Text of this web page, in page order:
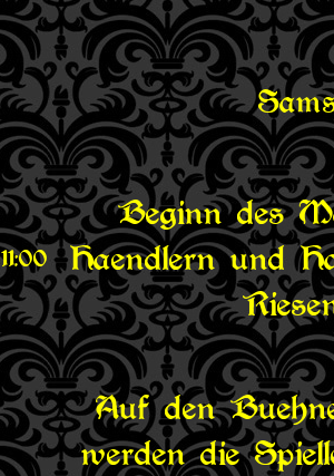
11:00
Beginn des
Haendlern und
Auf den
werden die